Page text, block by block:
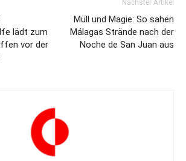
lädt zum
vor der
Nächster Artikel
Müll und Magie: So sahen
Málagas Strände nach der
Noche de San Juan aus